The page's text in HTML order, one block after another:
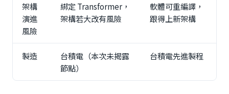
架構
演進
風險
綁定 Transformer，
架構若大改有風險
軟體可重編譯，
跟得上新架構
製造
台積電（本次未揭露
節點）
台積電先進製程